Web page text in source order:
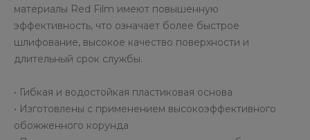
материалы Red Film имеют повышенную
эффективность, что означает более быстрое
шлифование, высокое качество поверхности и
длительный срок службы.
• Гибкая и водостойкая пластиковая основа
• Изготовлены с применением высокоэффективного
обожженного корунда